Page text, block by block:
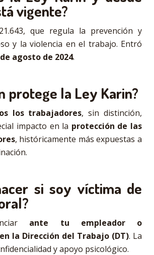
vigente?
que regula la prevención y
y la violencia en el trabajo. Entró
agosto de 2024.
protege la Ley Karin?
los trabajadores, sin distinción,
impacto en la protección de las
, históricamente más expuestas a
si soy víctima de
ante tu empleador o
la Dirección del Trabajo (DT). La
y apoyo psicológico.